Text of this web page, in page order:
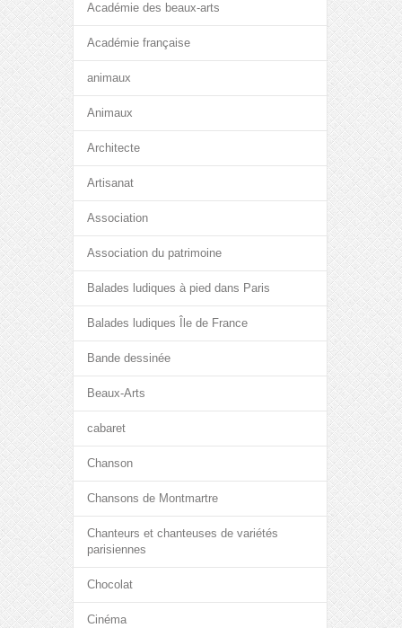
Académie des beaux-arts
Académie française
animaux
Animaux
Architecte
Artisanat
Association
Association du patrimoine
Balades ludiques à pied dans Paris
Balades ludiques Île de France
Bande dessinée
Beaux-Arts
cabaret
Chanson
Chansons de Montmartre
Chanteurs et chanteuses de variétés
parisiennes
Chocolat
Cinéma